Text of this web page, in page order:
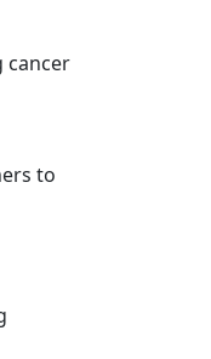
cancer
to